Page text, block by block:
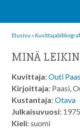
Etusivu »
MINÄ
Kuvittaja: Outi
Kirjoittaja: Paasi,
Kustantaja: Otava
Julkaisuvuosi: 1975
Kieli: suomi